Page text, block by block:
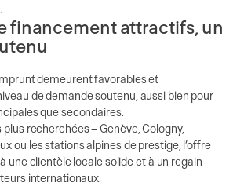
financement attractifs, un
demeurent favorables et
de demande soutenu, aussi bien pour
que secondaires.
plus recherchées – Genève, Cologny,
ou les stations alpines de prestige, l’offre
une clientèle locale solide et à un regain
internationaux.